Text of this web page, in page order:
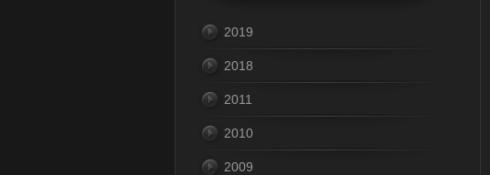
2019
2018
2011
2010
2009